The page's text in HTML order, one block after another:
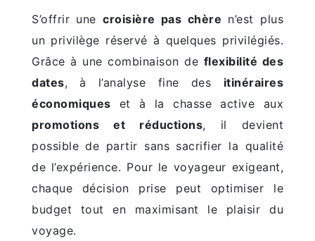
S’offrir une croisière pas chère n’est plus
un privilège réservé à quelques privilégiés.
Grâce à une combinaison de flexibilité des
dates, à l’analyse fine des itinéraires
économiques et à la chasse active aux
promotions et réductions, il devient
possible de partir sans sacrifier la qualité
de l’expérience. Pour le voyageur exigeant,
chaque décision prise peut optimiser le
budget tout en maximisant le plaisir du
voyage.